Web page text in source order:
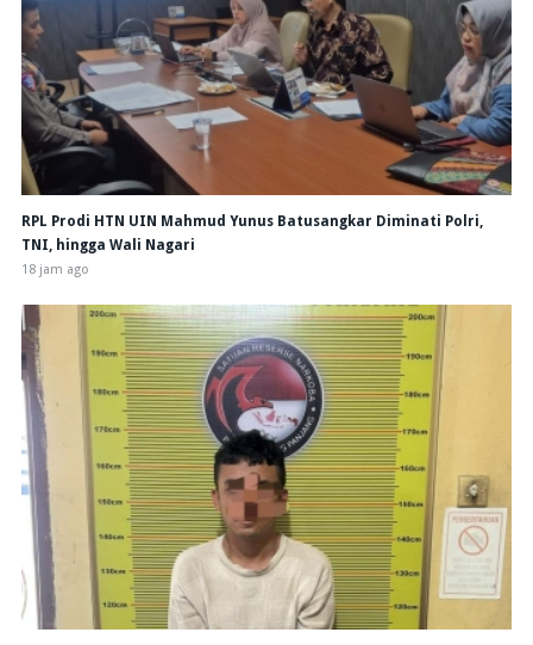
RPL Prodi HTN UIN Mahmud Yunus Batusangkar Diminati Polri,
TNI, hingga Wali Nagari
18 jam ago